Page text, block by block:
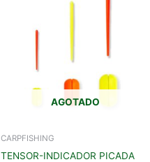
AGOTADO
CARPFISHING
TENSOR-INDICADOR PICADA